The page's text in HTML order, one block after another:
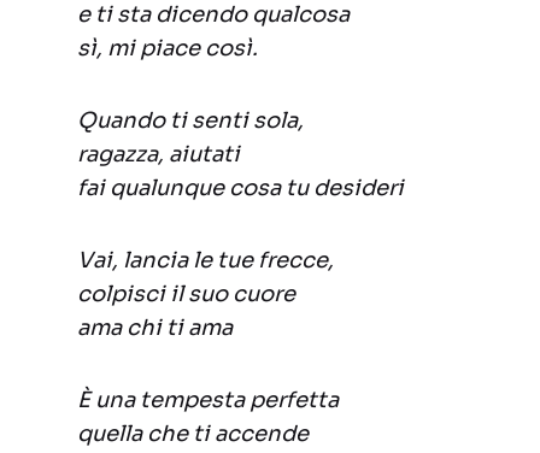
e ti sta dicendo qualcosa
sì, mi piace così.
Quando ti senti sola,
ragazza, aiutati
fai qualunque cosa tu desideri
Vai, lancia le tue frecce,
colpisci il suo cuore
ama chi ti ama
È una tempesta perfetta
quella che ti accende